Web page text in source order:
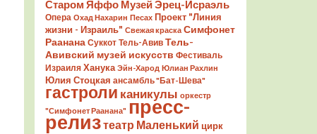
Старом Яффо Музей Эрец-Исраэль
Опера Охад Нахарин Песах Проект "Линия
жизни - Израиль" Свежая краска Симфонет
Раанана Суккот Тель-Авив Тель-
Авивский музей искусств Фестиваль
Израиля Ханука Эйн-Харод Юлиан Рахлин
Юлия Стоцкая ансамбль "Бат-Шева"
гастроли каникулы оркестр
"Симфонет Раанана" пресс-
релизтеатр Маленький цирк